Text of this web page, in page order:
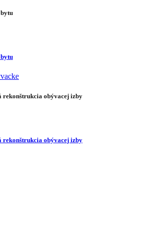
rekonštrukcia obývacej izby
rekonštrukcia obývacej izby